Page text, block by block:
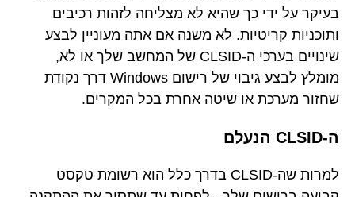
בעיקר על ידי כך שהיא לא מצליחה לזהות רכיבים
ותוכניות קריטיות. לא משנה אם אתה מעוניין לבצע
שינויים בערכי ה-CLSID של המחשב שלך או לא,
מומלץ לבצע גיבוי של רישום Windows דרך נקודת
שחזור מערכת או שיטה אחרת בכל המקרים.
ה-CLSID הנעלם
למרות שה-CLSID בדרך כלל הוא רשומת טקסט